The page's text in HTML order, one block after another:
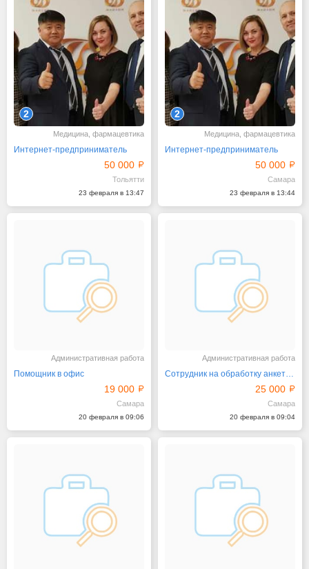
2
Медицина, фармацевтика
Интернет-предприниматель
50 000
Тольятти
23 февраля в 13:47
2
Медицина, фармацевтика
Интернет-предприниматель
50 000
Самара
23 февраля в 13:44
Административная работа
Помощник в офис
19 000
Самара
20 февраля в 09:06
Административная работа
Сотрудник на обработку анкетных данных
25 000
Самара
20 февраля в 09:04